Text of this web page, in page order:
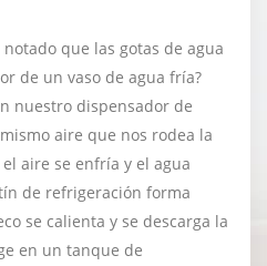
que las gotas de agua
de un vaso de agua fría?
nuestro dispensador de
aire que nos rodea la
aire se enfría y el agua
de refrigeración forma
se calienta y se descarga la
en un tanque de